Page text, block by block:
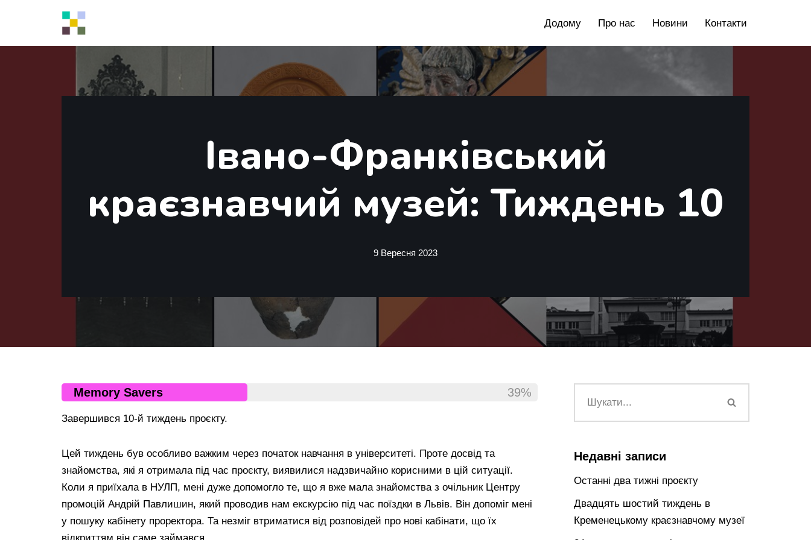
Додому Про нас Новини Контакти
Івано-Франківський
краєзнавчий музей: Тиждень 10
9 Вересня 2023
Memory Savers 39%
Завершився 10-й тиждень проєкту.
Цей тиждень був особливо важким через початок навчання в університеті. Проте досвід та
знайомства, які я отримала під час проєкту, виявилися надзвичайно корисними в цій ситуації.
Коли я приїхала в НУЛП, мені дуже допомогло те, що я вже мала знайомства з очільник Центру
промоцій Андрій Павлишин, який проводив нам екскурсію під час поїздки в Львів. Він допоміг мені
у пошуку кабінету проректора. Та незміг втриматися від розповідей про нові кабінати, що їх
відкриттям він саме займався.
Недавні записи
Останні два тижні проєкту
Двадцять шостий тиждень в
Кременецькому краєзнавчому музеї